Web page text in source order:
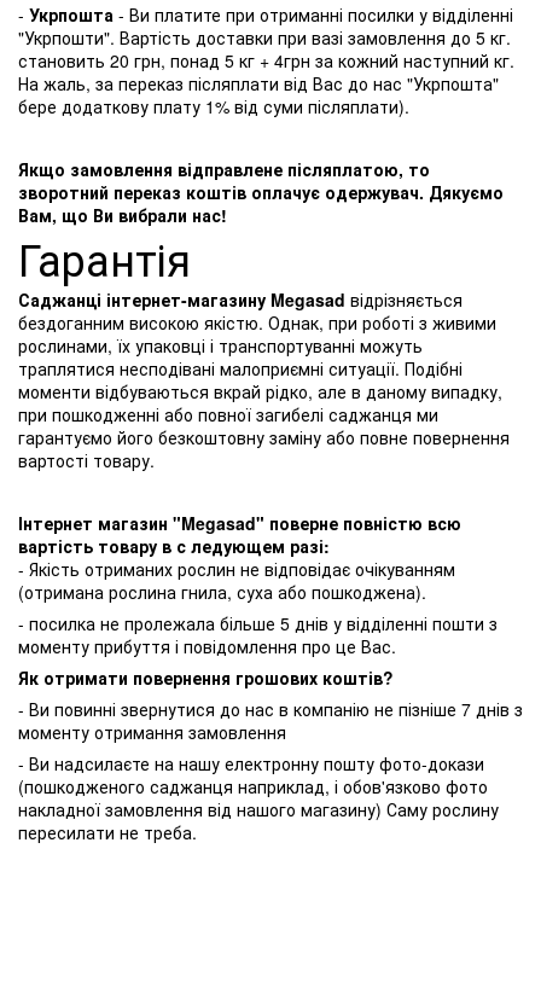
- Укрпошта - Ви платите при отриманні посилки у відділенні
"Укрпошти". Вартість доставки при вазі замовлення до 5 кг.
становить 20 грн, понад 5 кг + 4грн за кожний наступний кг.
На жаль, за переказ післяплати від Вас до нас "Укрпошта"
бере додаткову плату 1% від суми післяплати).
Якщо замовлення відправлене післяплатою, то
зворотний переказ коштів оплачує одержувач. Дякуємо
Вам, що Ви вибрали нас!
Гарантія
Саджанці інтернет-магазину Megasad відрізняється
бездоганним високою якістю. Однак, при роботі з живими
рослинами, їх упаковці і транспортуванні можуть
траплятися несподівані малоприємні ситуації. Подібні
моменти відбуваються вкрай рідко, але в даному випадку,
при пошкодженні або повної загибелі саджанця ми
гарантуємо його безкоштовну заміну або повне повернення
вартості товару.
Інтернет магазин "Megasad" поверне повністю всю
вартість товару в с ледующем разі:
- Якість отриманих рослин не відповідає очікуванням
(отримана рослина гнила, суха або пошкоджена).
- посилка не пролежала більше 5 днів у відділенні пошти з
моменту прибуття і повідомлення про це Вас.
Як отримати повернення грошових коштів?
- Ви повинні звернутися до нас в компанію не пізніше 7 днів з
моменту отримання замовлення
- Ви надсилаєте на нашу електронну пошту фото-докази
(пошкодженого саджанця наприклад, і обов'язково фото
накладної замовлення від нашого магазину) Саму рослину
пересилати не треба.